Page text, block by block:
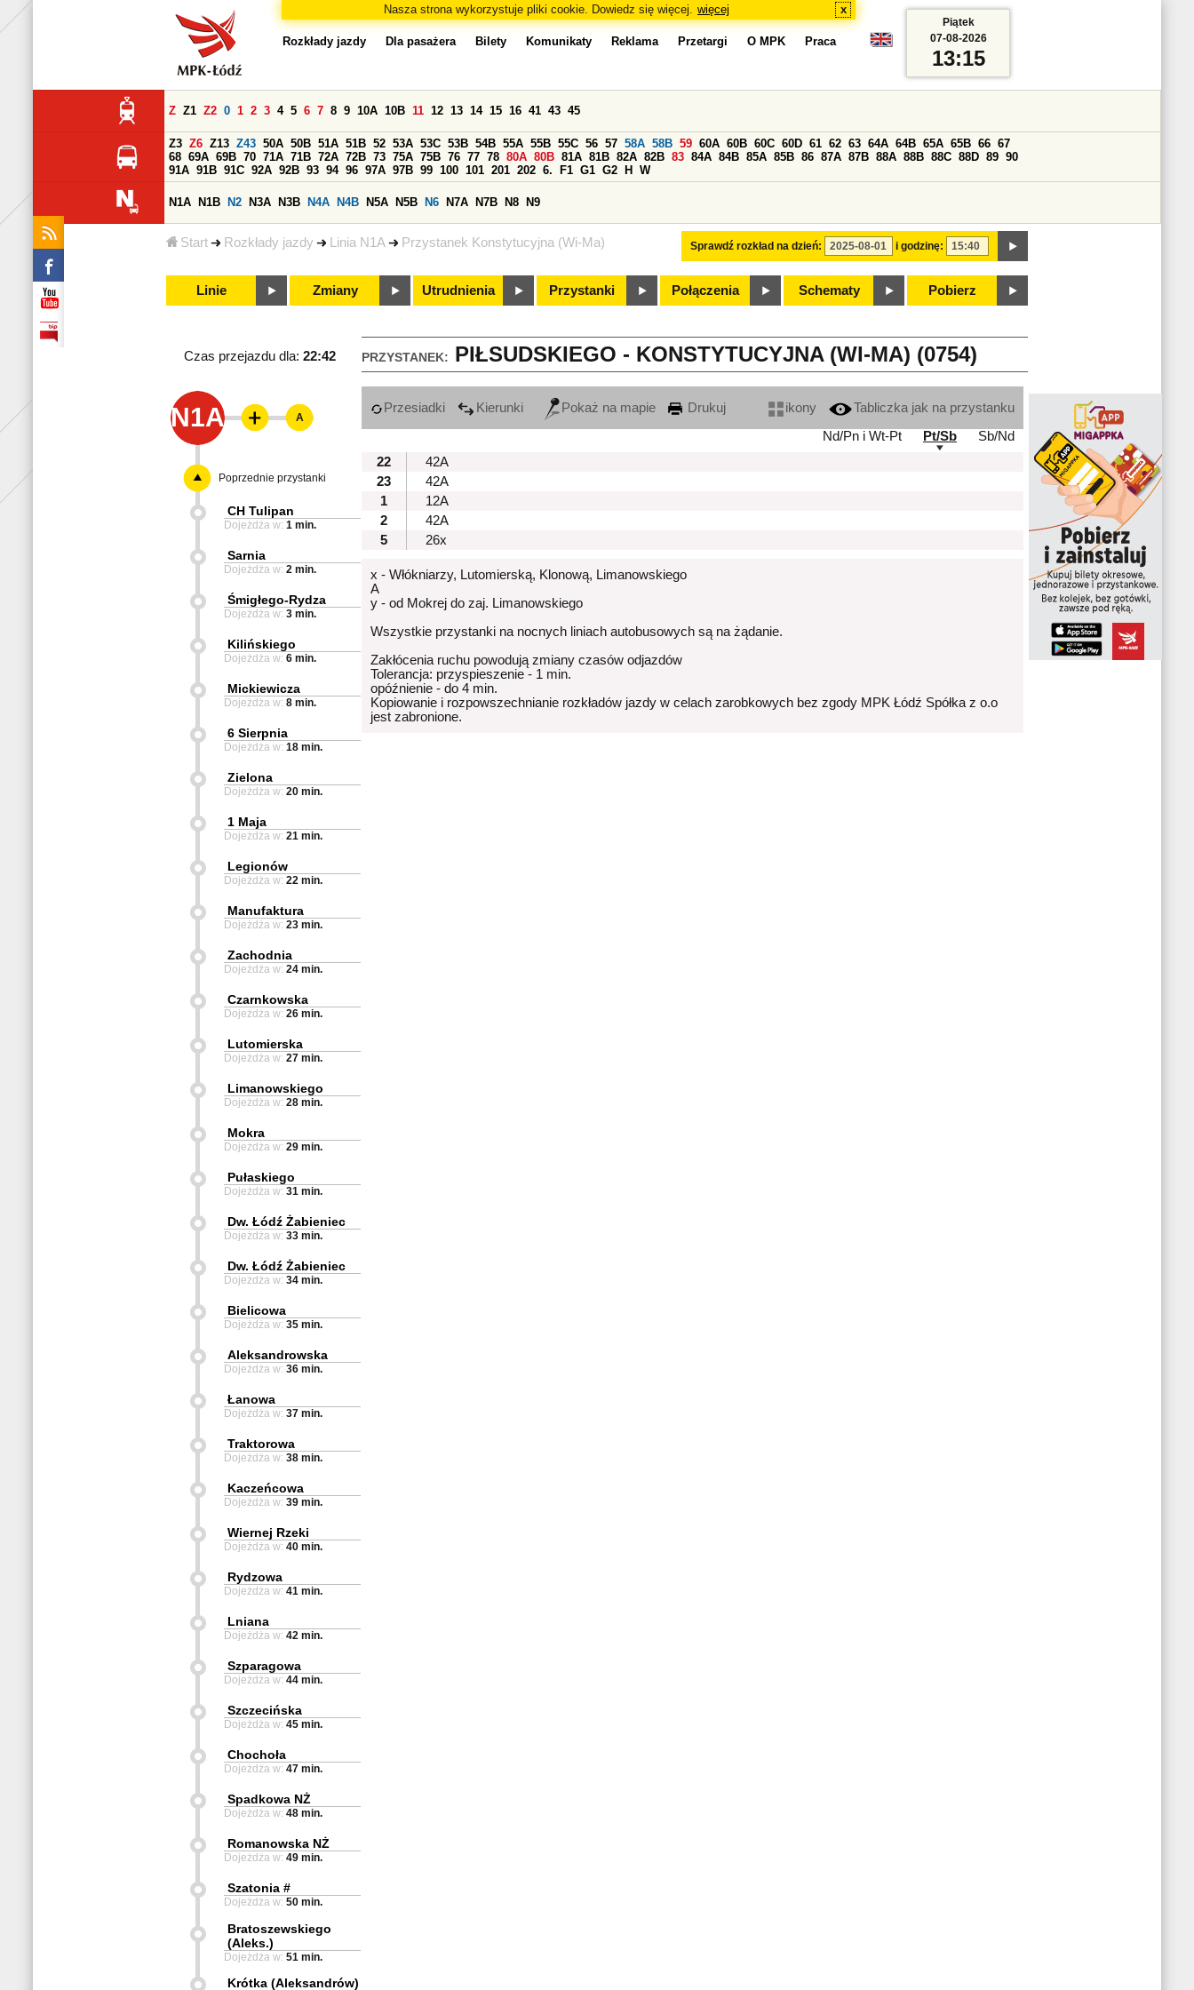
Nasza strona wykorzystuje pliki cookie. Dowiedz się więcej. więcej x
Start Rozkłady jazdy Linia N1A Przystanek Konstytucyjna (Wi-Ma)
Rozkłady jazdy Dla pasażera Bilety Komunikaty Reklama Przetargi O MPK Praca
Sprawdź rozkład na dzień: i godzinę:
Z Z1 Z2 0 1 2 3 4 5 6 7 8 9 10A 10B 11 12 13 14 15 16 41 43 45
Z3 Z6 Z13 Z43 50A 50B 51A 51B 52 53A 53C 53B 54B 55A 55B 55C 56 57 58A 58B 59 60A 60B 60C 60D 61 62 63 64A 64B 65A 65B 66 67
68 69A 69B 70 71A 71B 72A 72B 73 75A 75B 76 77 78 80A 80B 81A 81B 82A 82B 83 84A 84B 85A 85B 86 87A 87B 88A 88B 88C 88D 89 90
91A 91B 91C 92A 92B 93 94 96 97A 97B 99 100 101 201 202 6. F1 G1 G2 H W
N1A N1B N2 N3A N3B N4A N4B N5A N5B N6 N7A N7B N8 N9
Linie Zmiany Utrudnienia Przystanki Połączenia Schematy Pobierz
Piątek
07-08-2026
13:15
PRZYSTANEK: PIŁSUDSKIEGO - KONSTYTUCYJNA (WI-MA) (0754)
Czas przejazdu dla: 22:42
N1A Przesiadki Kierunki Pokaż na mapie Drukuj ikony
Tabliczka jak na przystanku
Nd/Pn i Wt-Pt
Pt/Sb
Sb/Nd
22
42A
23
42A
1
12A
2
42A
5
26x
x - Włókniarzy, Lutomierską, Klonową, Limanowskiego
A
y - od Mokrej do zaj. Limanowskiego
Wszystkie przystanki na nocnych liniach autobusowych są na żądanie.
Zakłócenia ruchu powodują zmiany czasów odjazdów
Tolerancja: przyspieszenie - 1 min.
opóźnienie - do 4 min.
Kopiowanie i rozpowszechnianie rozkładów jazdy w celach zarobkowych bez zgody MPK Łódź Spółka z o.o
jest zabronione.
A
Poprzednie przystanki
CH Tulipan
Dojeżdża w: 1 min.
Sarnia
Dojeżdża w: 2 min.
Śmigłego-Rydza
Dojeżdża w: 3 min.
Kilińskiego
Dojeżdża w: 6 min.
Mickiewicza
Dojeżdża w: 8 min.
6 Sierpnia
Dojeżdża w: 18 min.
Zielona
Dojeżdża w: 20 min.
1 Maja
Dojeżdża w: 21 min.
Legionów
Dojeżdża w: 22 min.
Manufaktura
Dojeżdża w: 23 min.
Zachodnia
Dojeżdża w: 24 min.
Czarnkowska
Dojeżdża w: 26 min.
Lutomierska
Dojeżdża w: 27 min.
Limanowskiego
Dojeżdża w: 28 min.
Mokra
Dojeżdża w: 29 min.
Pułaskiego
Dojeżdża w: 31 min.
Dw. Łódź Żabieniec
Dojeżdża w: 33 min.
Dw. Łódź Żabieniec
Dojeżdża w: 34 min.
Bielicowa
Dojeżdża w: 35 min.
Aleksandrowska
Dojeżdża w: 36 min.
Łanowa
Dojeżdża w: 37 min.
Traktorowa
Dojeżdża w: 38 min.
Kaczeńcowa
Dojeżdża w: 39 min.
Wiernej Rzeki
Dojeżdża w: 40 min.
Rydzowa
Dojeżdża w: 41 min.
Lniana
Dojeżdża w: 42 min.
Szparagowa
Dojeżdża w: 44 min.
Szczecińska
Dojeżdża w: 45 min.
Chochoła
Dojeżdża w: 47 min.
Spadkowa NŻ
Dojeżdża w: 48 min.
Romanowska NŻ
Dojeżdża w: 49 min.
Szatonia #
Dojeżdża w: 50 min.
Bratoszewskiego
(Aleks.)
Dojeżdża w: 51 min.
Krótka (Aleksandrów)